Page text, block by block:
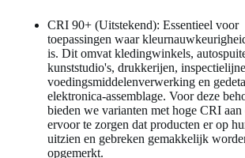
CRI 90+ (Uitstekend): Essentieel voor
toepassingen waar
is. Dit omvat kledingwinkels,
kunststudio's, drukkerijen,
voedingsmiddelenverwerking en
elektronica-assemblage. Voor deze
bieden we varianten met hoge CRI aan
ervoor te zorgen dat producten er op
uitzien en gebreken gemakkelijk
opgemerkt.